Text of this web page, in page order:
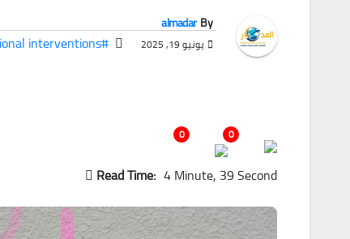
By
almadar
يونيو 19, 2025 #international interventions
0
0
Read Time: 4 Minute, 39 Second